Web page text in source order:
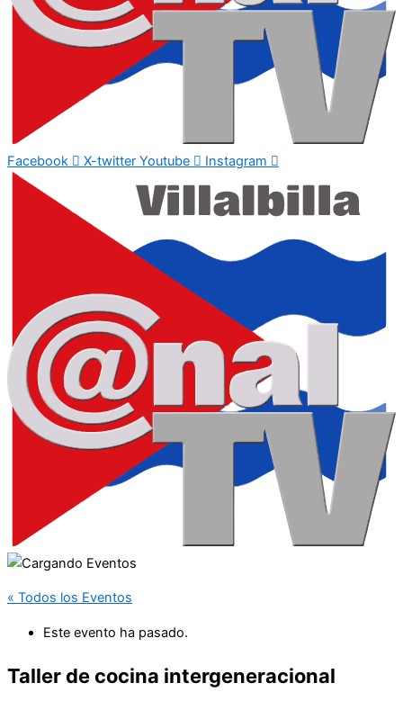
Facebook X-twitter Youtube Instagram
« Todos los Eventos
Este evento ha pasado.
Taller de cocina intergeneracional